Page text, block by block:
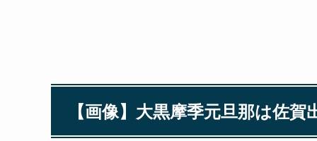
【画像】大黒摩季元旦那は佐賀